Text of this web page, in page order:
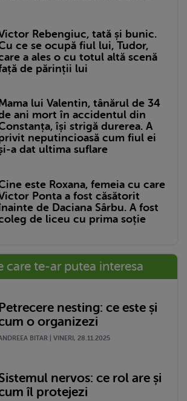
Rebengiuc, tată și bunic.
ce se ocupă fiul lui, Tudor,
a ales o cu totul altă scenă
de părinții lui
lui Valentin, tânărul de 34
ani mort în accidentul din
își strigă durerea. A
neputincioasă cum fiul ei
a dat ultima suflare
este Roxana, femeia cu care
Ponta a fost căsătorit
de Daciana Sârbu. A fost
de liceu cu prima soție
care te-ar putea interesa
nesting: ce este și
o organizezi
BITAR | VINERI, 28.11.2025
nervos: ce rol are și
îl protejezi